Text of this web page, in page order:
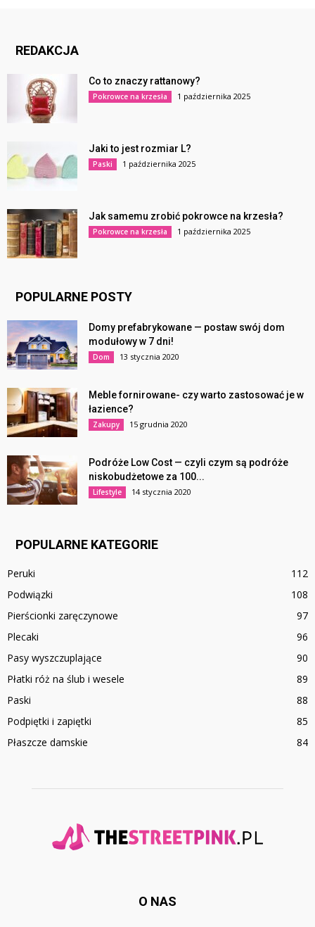
REDAKCJA
Co to znaczy rattanowy?
Pokrowce na krzesła 1 października 2025
Jaki to jest rozmiar L?
Paski 1 października 2025
Jak samemu zrobić pokrowce na krzesła?
Pokrowce na krzesła 1 października 2025
POPULARNE POSTY
Domy prefabrykowane — postaw swój dom
modułowy w 7 dni!
Dom 13 stycznia 2020
Meble fornirowane- czy warto zastosować je w
łazience?
Zakupy 15 grudnia 2020
Podróże Low Cost — czyli czym są podróże
niskobudżetowe za 100...
Lifestyle 14 stycznia 2020
POPULARNE KATEGORIE
Peruki
112
Podwiązki
108
Pierścionki zaręczynowe
97
Plecaki
96
Pasy wyszczuplające
90
Płatki róż na ślub i wesele
89
Paski
88
Podpiętki i zapiętki
85
Płaszcze damskie
84
O NAS